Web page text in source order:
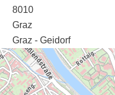
8010
Graz
Graz - Geidorf